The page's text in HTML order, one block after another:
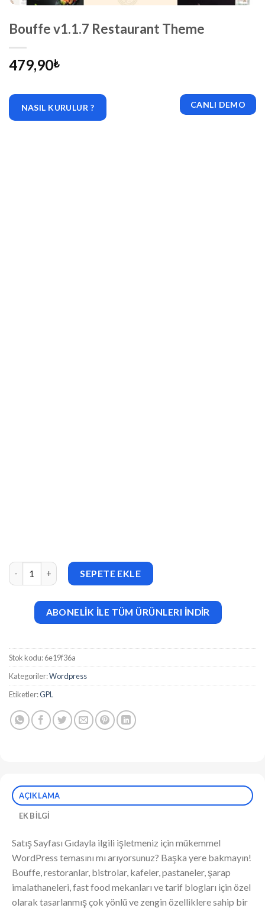
Bouffe v1.1.7 Restaurant Theme
479,90₺
NASIL KURULUR ? CANLI DEMO
Bouffe v1.1.7 Restaurant Theme adet
SEPETE EKLE
ABONELİK İLE TÜM ÜRÜNLERI İNDİR
Stok kodu:6e19f36a
Kategoriler:Wordpress
Etiketler:GPL
AÇIKLAMA
EK BILGI
Satış Sayfası Gıdayla ilgili işletmeniz için mükemmel
WordPress temasını mı arıyorsunuz? Başka yere bakmayın!
Bouffe, restoranlar, bistrolar, kafeler, pastaneler, şarap
imalathaneleri, fast food mekanları ve tarif blogları için özel
olarak tasarlanmış çok yönlü ve zengin özelliklere sahip bir